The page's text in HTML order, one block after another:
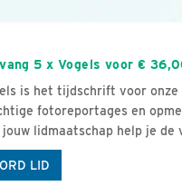
5 x Vogels voor €
is het tijdschrift voor onze
fotoreportages en
jouw lidmaatschap help je de
LID